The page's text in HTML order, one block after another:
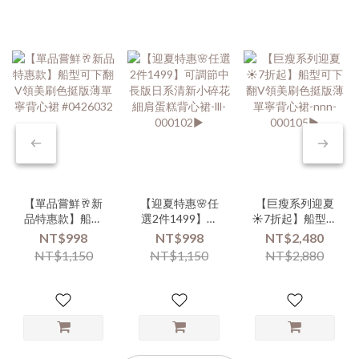
【單品嘗鮮🥂新
品特惠款】船型
可下翻V領美刷色
挺版薄單寧背心
裙 #0426032
NT$998
NT$1,150
【迎夏特惠🌸任
選2件1499】可
調節中長版日系
清新小碎花細肩
蛋糕背心裙-lll-
NT$998
NT$1,150
【巨瘦系列迎夏
☀️7折起】船型可
下翻V領美刷色挺
版薄單寧背心裙-
nnn-000105▶
NT$2,480
NT$2,880